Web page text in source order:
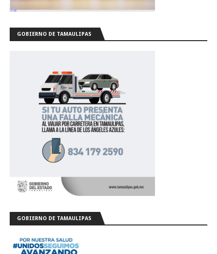
GOBIERNO DE TAMAULIPAS
GOBIERNO DE TAMAULIPAS